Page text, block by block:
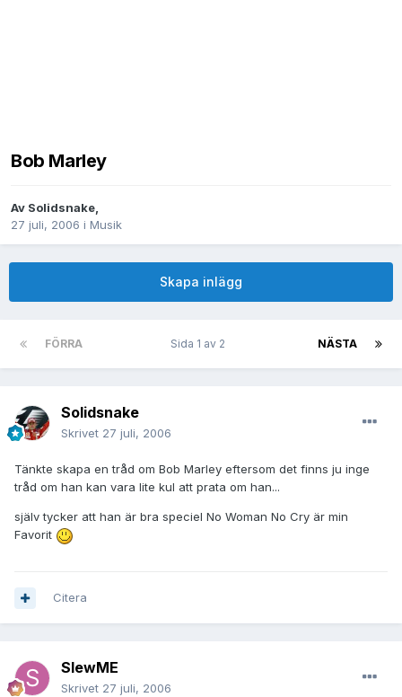
Bob Marley
Av Solidsnake,
27 juli, 2006 i Musik
Skapa inlägg
FÖRRA NÄSTA
Sida 1 av 2
Solidsnake
Skrivet 27 juli, 2006
Tänkte skapa en tråd om Bob Marley eftersom det finns ju inge
tråd om han kan vara lite kul att prata om han...
själv tycker att han är bra speciel No Woman No Cry är min
Favorit
Citera
SlewME
Skrivet 27 juli, 2006